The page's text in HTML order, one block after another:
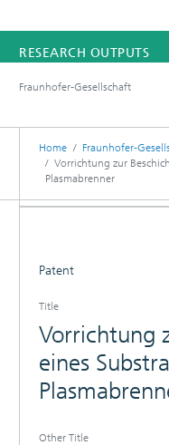
RESEARCH OUTPUTS
RESEARCHERS
INSTITUTES
Fraunhofer-Gesellschaft
Home Fraunhofer-
Vorrichtung zur
Plasmabrenner
Patent
Title
Vorrichtung
eines
Other Title